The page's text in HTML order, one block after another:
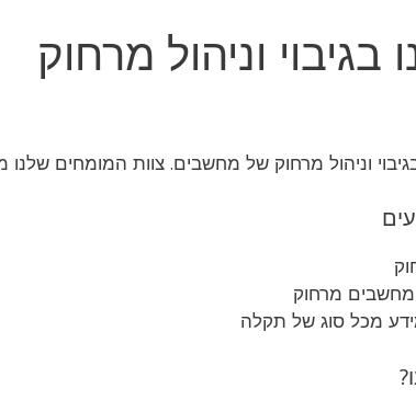
וניהול מרחוק
וניהול מרחוק של מחשבים. צוות המומחים שלנו
מחשבים מרחוק
מכל סוג של תקלה